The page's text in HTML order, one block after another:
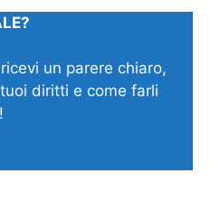
un parere chiaro,
diritti e come farli